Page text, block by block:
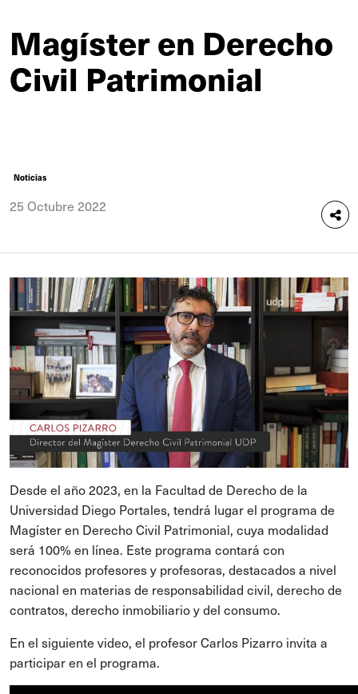
Magíster en Derecho
Civil Patrimonial
Noticias
25 Octubre 2022
Desde el año 2023, en la Facultad de Derecho de la
Universidad Diego Portales, tendrá lugar el programa de
Magíster en Derecho Civil Patrimonial, cuya modalidad
será 100% en línea. Este programa contará con
reconocidos profesores y profesoras, destacados a nivel
nacional en materias de responsabilidad civil, derecho de
contratos, derecho inmobiliario y del consumo.
En el siguiente video, el profesor Carlos Pizarro invita a
participar en el programa.